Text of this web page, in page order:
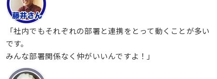
「社内でもそれぞれの部署と連携をとって動くことが多い
です。
みんな部署関係なく仲がいいんですよ！」